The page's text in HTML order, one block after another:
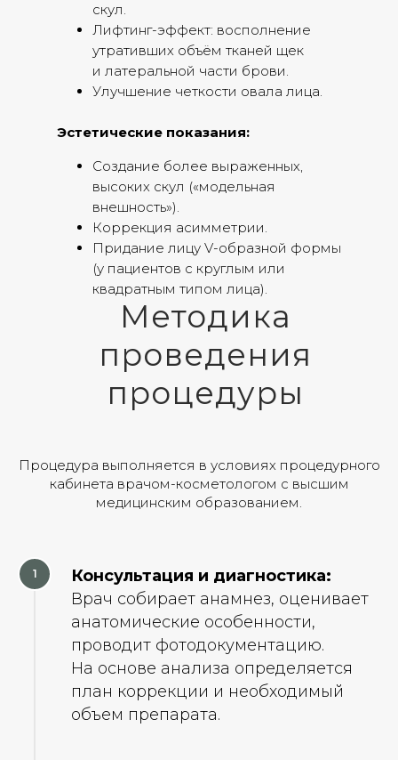
скул.
Лифтинг-эффект: восполнение
утративших объём тканей щек
и латеральной части брови.
Улучшение четкости овала лица.
Эстетические показания:
Создание более выраженных,
высоких скул («модельная
внешность»).
Коррекция асимметрии.
Придание лицу V-образной формы
(у пациентов с круглым или
квадратным типом лица).
Методика
проведения
процедуры
Процедура выполняется в условиях процедурного
кабинета врачом-косметологом с высшим
медицинским образованием.
Консультация и диагностика:
Врач собирает анамнез, оценивает
анатомические особенности,
проводит фотодокументацию.
На основе анализа определяется
план коррекции и необходимый
объем препарата.